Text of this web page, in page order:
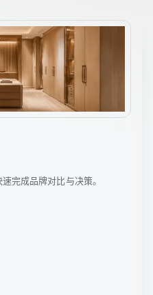
完成品牌对比与决策。